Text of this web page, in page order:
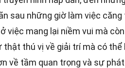
sau những giờ làm việc căng
việc mang lại niềm vui mà
thật thú vị về giải trí mà có
về tầm quan trọng và sự